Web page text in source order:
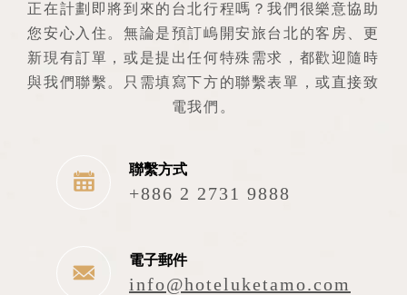
正在計劃即將到來的台北行程嗎？我們很樂意協助
您安心入住。無論是預訂嵨開安旅台北的客房、更
新現有訂單，或是提出任何特殊需求，都歡迎隨時
與我們聯繫。只需填寫下方的聯繫表單，或直接致
電我們。
聯繫方式
+886 2 2731 9888
電子郵件
info@hoteluketamo.com